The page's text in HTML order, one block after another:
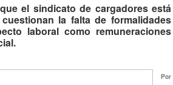
el sindicato de cargadores está
la falta de formalidades
laboral como remuneraciones
Por